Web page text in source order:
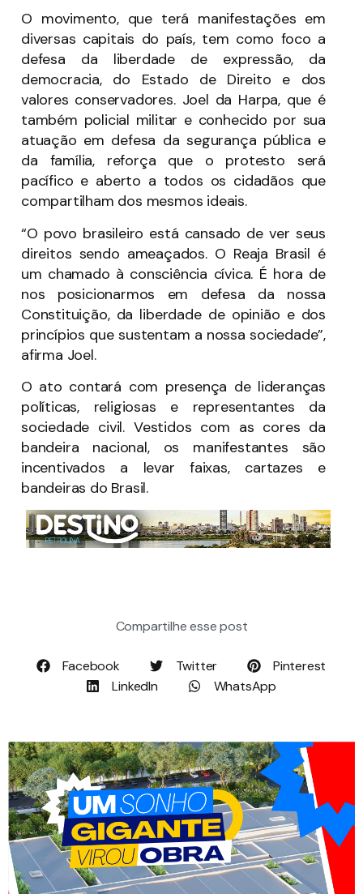
O movimento, que terá manifestações em
diversas capitais do país, tem como foco a
defesa da liberdade de expressão, da
democracia, do Estado de Direito e dos
valores conservadores. Joel da Harpa, que é
também policial militar e conhecido por sua
atuação em defesa da segurança pública e
da família, reforça que o protesto será
pacífico e aberto a todos os cidadãos que
compartilham dos mesmos ideais.
“O povo brasileiro está cansado de ver seus
direitos sendo ameaçados. O Reaja Brasil é
um chamado à consciência cívica. É hora de
nos posicionarmos em defesa da nossa
Constituição, da liberdade de opinião e dos
princípios que sustentam a nossa sociedade”,
afirma Joel.
O ato contará com presença de lideranças
políticas, religiosas e representantes da
sociedade civil. Vestidos com as cores da
bandeira nacional, os manifestantes são
incentivados a levar faixas, cartazes e
bandeiras do Brasil.
Compartilhe esse post
Facebook Twitter
Pinterest
LinkedIn
WhatsApp